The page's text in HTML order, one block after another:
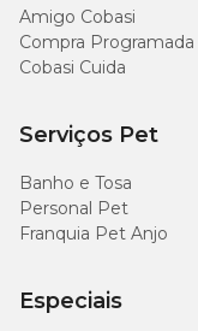
de crianças e animais
Cipro-Otic com o
Para quem está
melhor preço
o pet shop online da
daSyntec com
Compra Programada
Amigo Cobasi
Compra Programada
Cobasi Cuida
Serviços Pet
Banho e Tosa
Personal Pet
Franquia Pet Anjo
Especiais